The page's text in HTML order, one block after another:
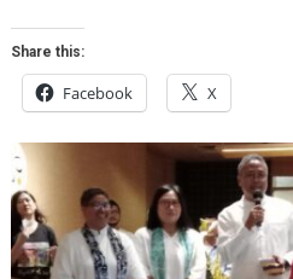
Share this:
Facebook X